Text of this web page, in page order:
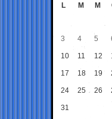
L M M
3 4 5
10 11 12
17 18 19
24 25 26
31